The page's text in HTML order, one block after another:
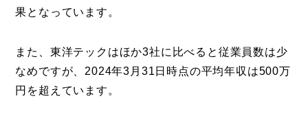
果となっています。
また、東洋テックはほか3社に比べると従業員数は少
なめですが、2024年3月31日時点の平均年収は500万
円を超えています。